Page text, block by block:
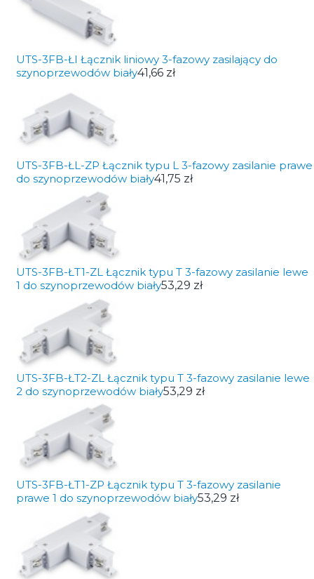
UTS-3FB-ŁI Łącznik liniowy 3-fazowy zasilający do
szynoprzewodów biały41,66 zł
UTS-3FB-ŁL-ZP Łącznik typu L 3-fazowy zasilanie prawe
do szynoprzewodów biały41,75 zł
UTS-3FB-ŁT1-ZL Łącznik typu T 3-fazowy zasilanie lewe
1 do szynoprzewodów biały53,29 zł
UTS-3FB-ŁT2-ZL Łącznik typu T 3-fazowy zasilanie lewe
2 do szynoprzewodów biały53,29 zł
UTS-3FB-ŁT1-ZP Łącznik typu T 3-fazowy zasilanie
prawe 1 do szynoprzewodów biały53,29 zł